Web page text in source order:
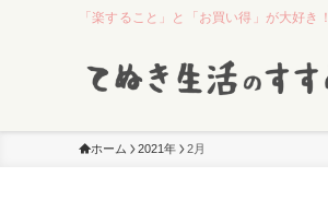
「楽すること」と「お買い得」が大好き！
ホーム 2021年 2月